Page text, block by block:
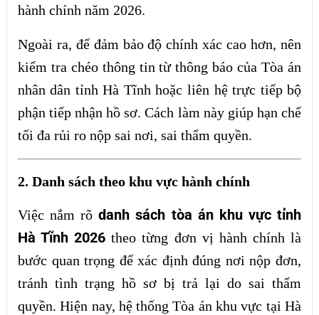
hành chính năm 2026.
Ngoài ra, để đảm bảo độ chính xác cao hơn, nên
kiểm tra chéo thông tin từ thông báo của Tòa án
nhân dân tỉnh Hà Tĩnh hoặc liên hệ trực tiếp bộ
phận tiếp nhận hồ sơ. Cách làm này giúp hạn chế
tối đa rủi ro nộp sai nơi, sai thẩm quyền.
2. Danh sách theo khu vực hành chính
Việc nắm rõdanh sách tòa án khu vực tỉnh
Hà Tĩnh 2026 theo từng đơn vị hành chính là
bước quan trọng để xác định đúng nơi nộp đơn,
tránh tình trạng hồ sơ bị trả lại do sai thẩm
quyền. Hiện nay, hệ thống Tòa án khu vực tại Hà